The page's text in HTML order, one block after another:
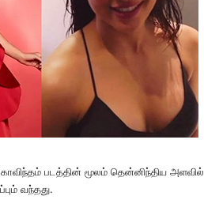
படத்தின் மூலம் தென்னிந்திய அளவில்
வந்தது.